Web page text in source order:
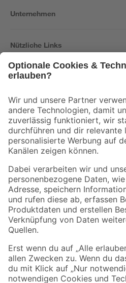
Unternehmen
Nützliche Links
Der toom Newsletter: Keine Angebote und
Zur Newsletter Anmeldung
Folge uns
Zahlungsarten
Sicher einkaufen
Jetzt die toom-App herunterladen